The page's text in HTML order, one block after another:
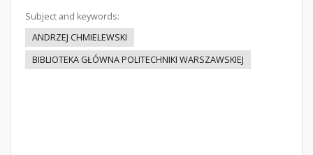
Subject and keywords:
ANDRZEJ CHMIELEWSKI
BIBLIOTEKA GŁÓWNA POLITECHNIKI WARSZAWSKIEJ